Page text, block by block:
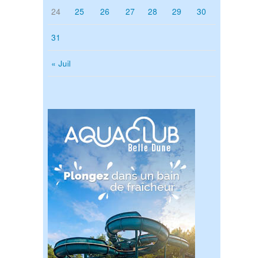
« Juil
24 25 26 27 28 29 30
31